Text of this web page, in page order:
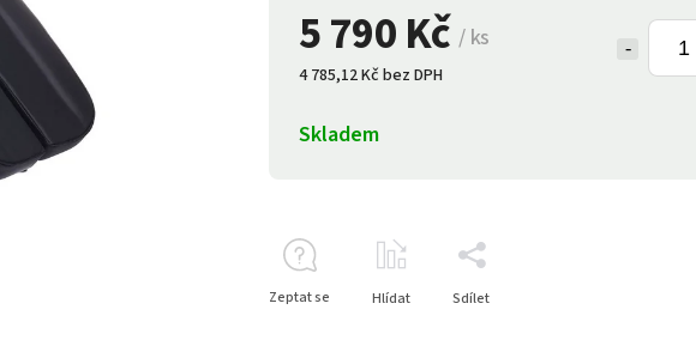
5 790 Kč/ ks
4 785,12 Kč bez DPH
Skladem
Zeptat se Hlídat Sdílet